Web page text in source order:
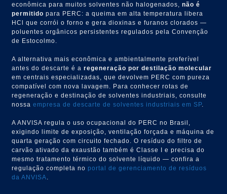
econômica para muitos solventes não halogenados,não é
permitido para PERC: a queima em alta temperatura libera
HCl que corrói o forno e gera dioxinas e furanos clorados —
poluentes orgânicos persistentes regulados pela Convenção
de Estocolmo.
A alternativa mais econômica e ambientalmente preferível
antes do descarte é aregeneração por destilação molecular
em centrais especializadas, que devolvem PERC com pureza
compatível com nova lavagem. Para conhecer rotas de
regeneração e destinação de solventes industriais, consulte
nossaempresa de descarte de solventes industriais em SP.
A ANVISA regula o uso ocupacional do PERC no Brasil,
exigindo limite de exposição, ventilação forçada e máquina de
quarta geração com circuito fechado. O resíduo do filtro de
carvão ativado da exaustão também é Classe I e precisa do
mesmo tratamento térmico do solvente líquido — confira a
regulação completa no portal de gerenciamento de resíduos
da ANVISA.